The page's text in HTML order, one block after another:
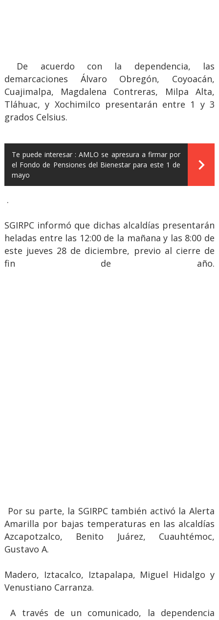
De acuerdo con la dependencia, las
demarcaciones Álvaro Obregón, Coyoacán,
Cuajimalpa, Magdalena Contreras, Milpa Alta,
Tláhuac, y Xochimilco presentarán entre 1 y 3
grados Celsius.
Te puede interesar : AMLO se apresura a firmar por
el Fondo de Pensiones del Bienestar para este 1 de
mayo
.
SGIRPC informó que dichas alcaldías presentarán
heladas entre las 12:00 de la mañana y las 8:00 de
este jueves 28 de diciembre, previo al cierre de
fin de año.
Por su parte, la SGIRPC también activó la Alerta
Amarilla por bajas temperaturas en las alcaldías
Azcapotzalco, Benito Juárez, Cuauhtémoc,
Gustavo A.
Madero, Iztacalco, Iztapalapa, Miguel Hidalgo y
Venustiano Carranza.
A través de un comunicado, la dependencia